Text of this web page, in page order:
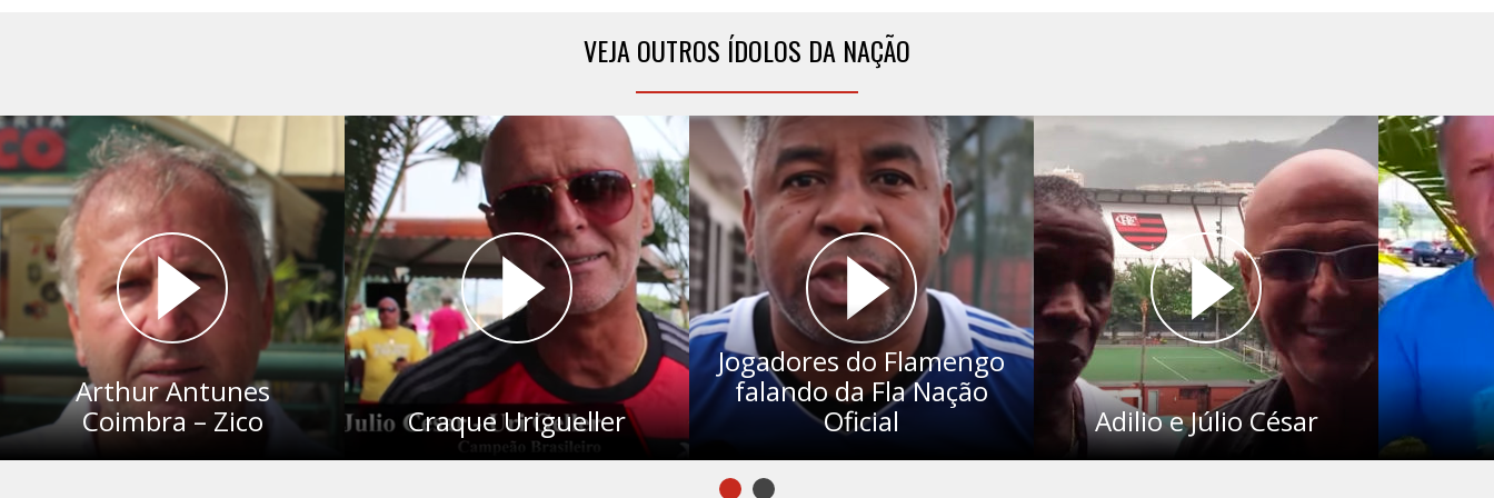
VEJA OUTROS ÍDOLOS DA NAÇÃO
Arthur Antunes
Coimbra – Zico
Craque Urigueller
Jogadores do Flamengo
falando da Fla Nação
Oficial
Adilio e Júlio César